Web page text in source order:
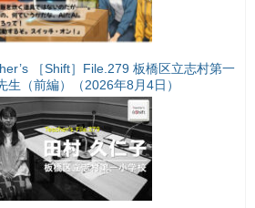
［Shift］File.279 板橋区立志村第一
生（前編）（2026年8月4日）